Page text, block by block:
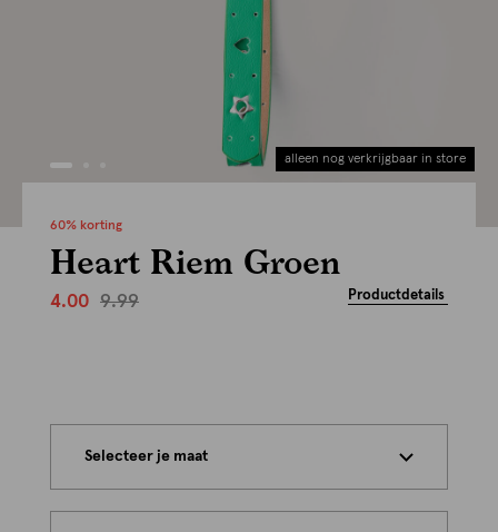
alleen nog verkrijgbaar in store
60% korting
Heart Riem Groen
4.00 9.99 Productdetails
Selecteer je maat